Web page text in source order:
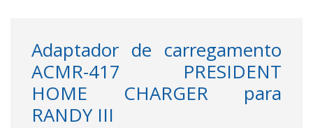
Adaptador de carregamento
ACMR-417 PRESIDENT
HOME CHARGER para
RANDY III